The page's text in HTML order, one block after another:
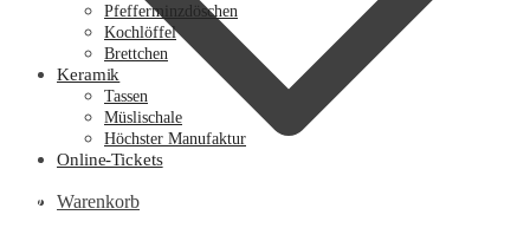
Warenkorb
Pfefferminzdöschen
Kochlöffel
Brettchen
Keramik
Tassen
Müslischale
Höchster Manufaktur
Online-Tickets
0,00